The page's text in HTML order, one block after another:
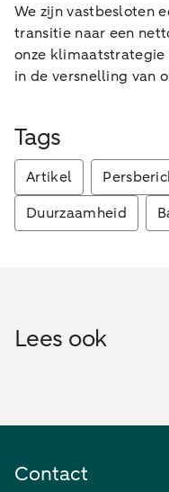
We zijn vastbesloten
transitie naar een
onze
in de versnelling van
Tags
Artikel
Duurzaamheid
Lees ook
Contact